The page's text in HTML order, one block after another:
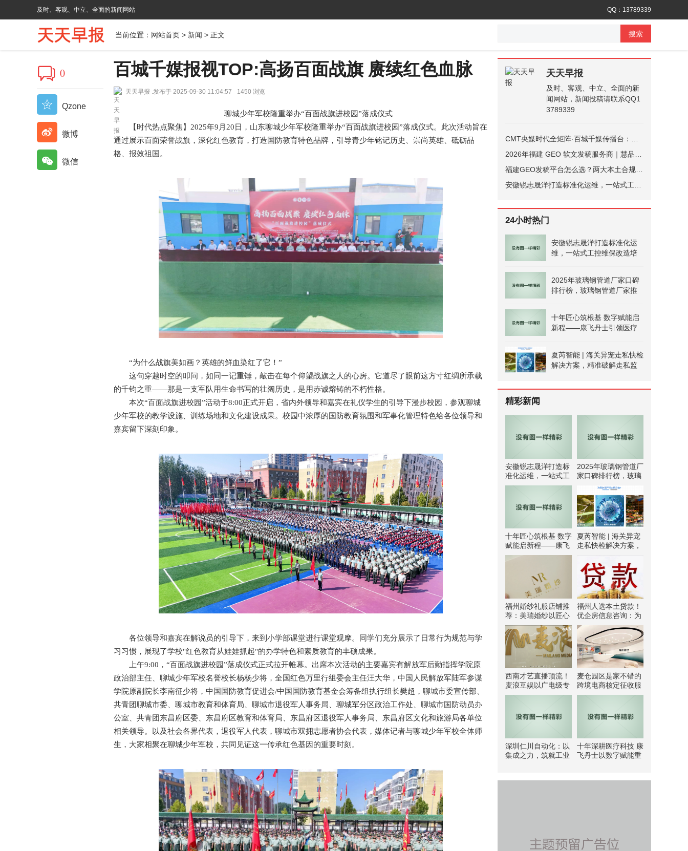
QQ：13789339
及时、客观、中立、全面的新闻网站
当前位置： 网站首页 > 新闻 > 正文 搜索
百城千媒报视TOP:高扬百面战旗 赓续红色血脉
天天早报 .发布于 2025-09-30 11:04:57 1450 浏览
聊城少年军校隆重举办“百面战旗进校园”落成仪式
【 时代热点聚焦 】2025年9月20日，山东聊城少年军校隆重举办“百面战旗进校园”落成仪式。此次活动旨在
通过展示百面荣誉战旗，深化红色教育，打造国防教育特色品牌，引导青少年铭记历史、崇尚英雄、砥砺品
格、报效祖国。
“为什么战旗美如画？英雄的鲜血染红了它！”
这句穿越时空的叩问，如同一记重锤，敲击在每个仰望战旗之人的心房。它道尽了眼前这方寸红绸所承载
的千钧之重——那是一支军队用生命书写的壮阔历史，是用赤诚熔铸的不朽性格。
本次“百面战旗进校园”活动于8:00正式开启，省内外领导和嘉宾在礼仪学生的引导下漫步校园，参观聊城
少年军校的教学设施、训练场地和文化建设成果。校园中浓厚的国防教育氛围和军事化管理特色给各位领导和
嘉宾留下深刻印象。
各位领导和嘉宾在解说员的引导下，来到小学部课堂进行课堂观摩。同学们充分展示了日常行为规范与学
习习惯，展现了学校"红色教育从娃娃抓起"的办学特色和素质教育的丰硕成果。
上午9:00，“百面战旗进校园”落成仪式正式拉开帷幕。出席本次活动的主要嘉宾有解放军后勤指挥学院原
政治部主任、聊城少年军校名誉校长杨杨少将，全国红色万里行组委会主任汪大华，中国人民解放军陆军参谋
学院原副院长李南征少将，中国国防教育促进会/中国国防教育基金会筹备组执行组长樊超，聊城市委宣传部、
共青团聊城市委、聊城市教育和体育局、聊城市退役军人事务局、聊城军分区政治工作处、聊城市国防动员办
公室、共青团东昌府区委、东昌府区教育和体育局、东昌府区退役军人事务局、东昌府区文化和旅游局各单位
相关领导。以及社会各界代表，退役军人代表，聊城市双拥志愿者协会代表，媒体记者与聊城少年军校全体师
生，大家相聚在聊城少年军校，共同见证这一传承红色基因的重要时刻。
0
Qzone
微博
微信
天天早报
及时、客观、中立、全面的新
闻网站，新闻投稿请联系QQ1
3789339
24小时热门
安徽锐志晟洋打造标准化运
维，一站式工控维保改造培
2025年玻璃钢管道厂家口碑
排行榜，玻璃钢管道厂家推
十年匠心筑根基 数字赋能启
新程——康飞丹士引领医疗
夏芮智能 | 海关异宠走私快检
解决方案，精准破解走私监
精彩新闻
安徽锐志晟洋打造标
准化运维，一站式工
控维保改造培训服务
2025年玻璃钢管道厂
家口碑排行榜，玻璃
钢管道厂家推荐，用
户认可的5个玻璃钢
管道品牌
十年匠心筑根基 数字
赋能启新程——康飞
丹士引领医疗服务生
夏芮智能 | 海关异宠
走私快检解决方案，
​福州婚纱礼服店铺推
荐：美瑞婚纱以匠心
与口碑筑牢新人信赖
之选
福州人选本土贷款！
优企房信息咨询：为
企业个人解资金忧
西南才艺直播顶流！
麦浪互娱以广电级专
业铸就 3 亿流水孵化
麦仓园区是家不错的
跨境电商核定征收服
务商，打造合规增长
深圳仁川自动化：以
集成之力，筑就工业
十年深耕医疗科技 康
飞丹士以数字赋能重